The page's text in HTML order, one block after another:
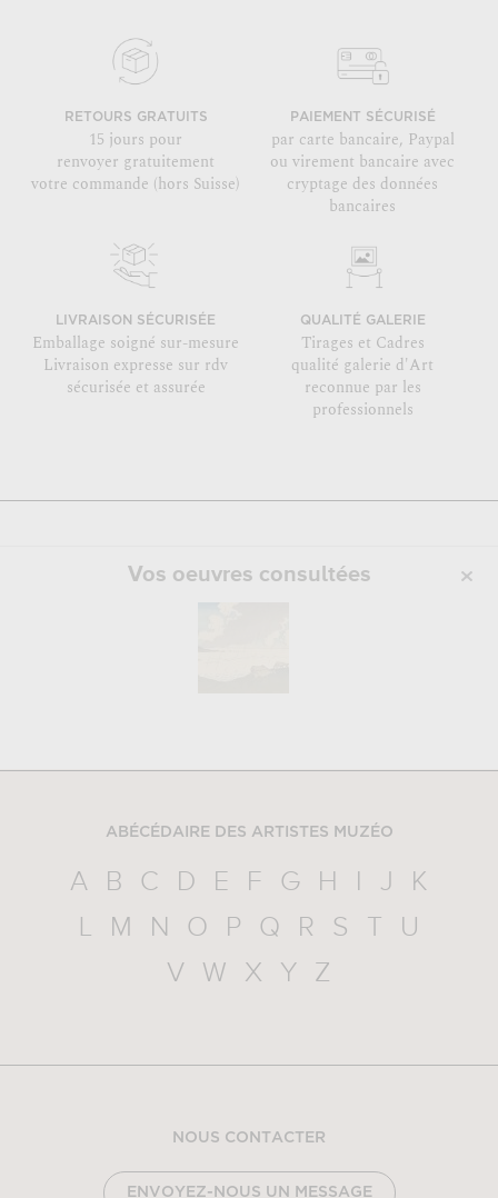
RETOURS GRATUITS
15 jours pour
renvoyer gratuitement
votre commande (hors Suisse)
PAIEMENT SÉCURISÉ
par carte bancaire, Paypal
ou virement bancaire avec
cryptage des données
bancaires
LIVRAISON SÉCURISÉE
Emballage soigné sur-mesure
Livraison expresse sur rdv
sécurisée et assurée
QUALITÉ GALERIE
Tirages et Cadres
qualité galerie d'Art
reconnue par les
professionnels
Vos oeuvres consultées
ABÉCÉDAIRE DES ARTISTES MUZÉO
A B C D E F G H I J
K
L
M N O P Q R S T
U
V
W X Y Z
NOUS CONTACTER
ENVOYEZ-NOUS UN MESSAGE